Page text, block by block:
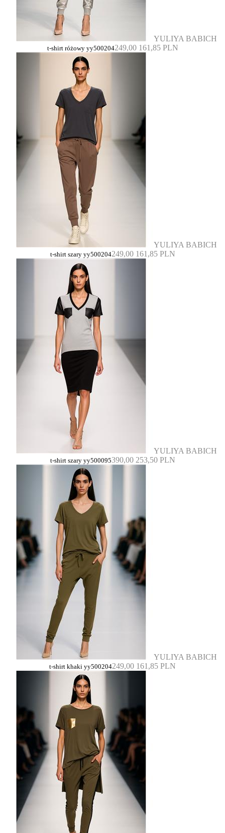
YULIYA BABICH
t-shirt różowy yy500204249,00 161,85 PLN
YULIYA BABICH
t-shirt szary yy500204249,00 161,85 PLN
YULIYA BABICH
t-shirt szary yy500095390,00 253,50 PLN
YULIYA BABICH
t-shirt khaki yy500204249,00 161,85 PLN